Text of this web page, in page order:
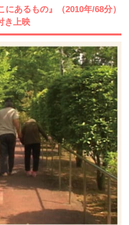
にあるもの』（2010年/68分）
き上映